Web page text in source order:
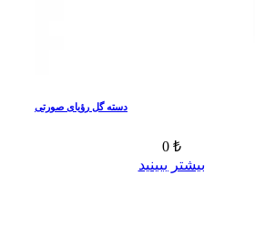
دسته گل رؤیای صورتی
0 ₺
بیشتر ببینید